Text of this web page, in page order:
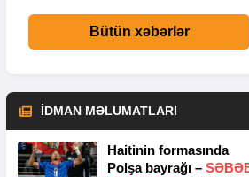
Bütün xəbərlər
İDMAN MƏLUMATLARI
Haitinin formasında
Polşa bayrağı –